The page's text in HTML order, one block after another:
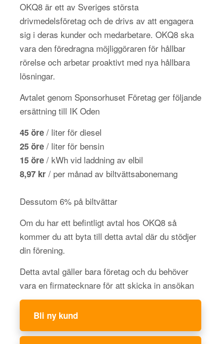
OKQ8 är ett av Sveriges största
drivmedelsföretag och de drivs av att engagera
sig i deras kunder och medarbetare. OKQ8 ska
vara den föredragna möjliggöraren för hållbar
rörelse och arbetar proaktivt med nya hållbara
lösningar.
Avtalet genom Sponsorhuset Företag ger följande
ersättning till IK Oden
45 öre / liter för diesel
25 öre / liter för bensin
15 öre / kWh vid laddning av elbil
8,97 kr / per månad av biltvättsabonemang
Dessutom 6% på biltvättar
Om du har ett befintligt avtal hos OKQ8 så
kommer du att byta till detta avtal där du stödjer
din förening.
Detta avtal gäller bara företag och du behöver
vara en firmatecknare för att skicka in ansökan
Bli ny kund